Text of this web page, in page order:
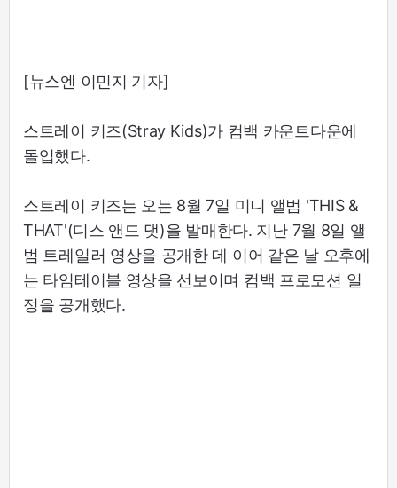
[뉴스엔 이민지 기자]
스트레이 키즈(Stray Kids)가 컴백 카운트다운에
돌입했다.
스트레이 키즈는 오는 8월 7일 미니 앨범 'THIS &
THAT'(디스 앤드 댓)을 발매한다. 지난 7월 8일 앨
범 트레일러 영상을 공개한 데 이어 같은 날 오후에
는 타임테이블 영상을 선보이며 컴백 프로모션 일
정을 공개했다.